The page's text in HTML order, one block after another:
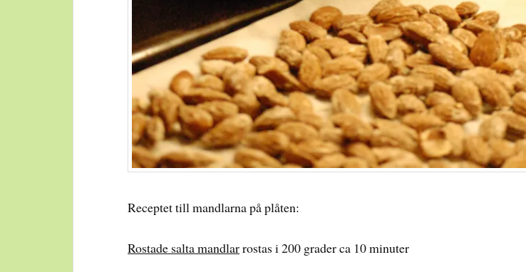
Receptet till mandlarna på plåten:
Rostade salta mandlarrostas i 200 grader ca 10 minuter